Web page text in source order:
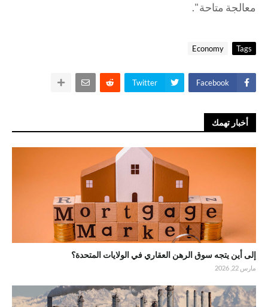
معالجة متاحة ".
Tags
Economy
Facebook
Twitter
أخبار تهمك
إلى أين يتجه سوق الرهن العقاري في الولايات المتحدة؟
مارس 22, 2026